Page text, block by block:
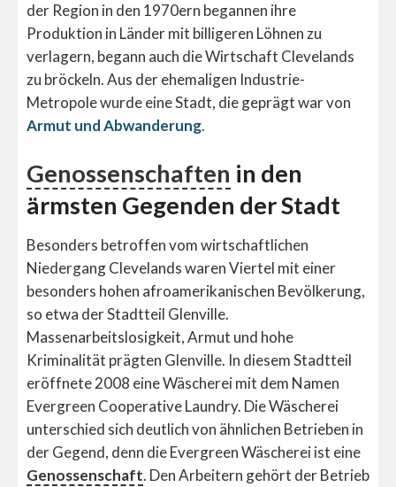
der Region in den 1970ern begannen ihre
Produktion in Länder mit billigeren Löhnen zu
verlagern, begann auch die Wirtschaft Clevelands
zu bröckeln. Aus der ehemaligen Industrie-
Metropole wurde eine Stadt, die geprägt war von
Armut und Abwanderung.
Genossenschaften in den
ärmsten Gegenden der Stadt
Besonders betroffen vom wirtschaftlichen
Niedergang Clevelands waren Viertel mit einer
besonders hohen afroamerikanischen Bevölkerung,
so etwa der Stadtteil Glenville.
Massenarbeitslosigkeit, Armut und hohe
Kriminalität prägten Glenville. In diesem Stadtteil
eröffnete 2008 eine Wäscherei mit dem Namen
Evergreen Cooperative Laundry. Die Wäscherei
unterschied sich deutlich von ähnlichen Betrieben in
der Gegend, denn die Evergreen Wäscherei ist eine
Genossenschaft. Den Arbeitern gehört der Betrieb